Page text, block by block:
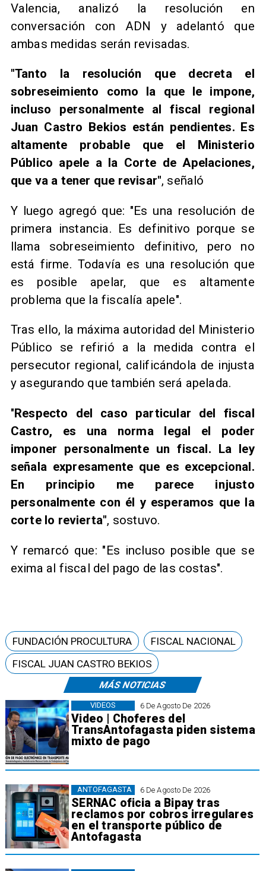
Valencia, analizó la resolución en
conversación con ADN y adelantó que
ambas medidas serán revisadas.
"Tanto la resolución que decreta el
sobreseimiento como la que le impone,
incluso personalmente al fiscal regional
Juan Castro Bekios están pendientes. Es
altamente probable que el Ministerio
Público apele a la Corte de Apelaciones,
que va a tener que revisar", señaló
Y luego agregó que: "Es una resolución de
primera instancia. Es definitivo porque se
llama sobreseimiento definitivo, pero no
está firme. Todavía es una resolución que
es posible apelar, que es altamente
problema que la fiscalía apele".
Tras ello, la máxima autoridad del Ministerio
Público se refirió a la medida contra el
persecutor regional, calificándola de injusta
y asegurando que también será apelada.
"Respecto del caso particular del fiscal
Castro, es una norma legal el poder
imponer personalmente un fiscal. La ley
señala expresamente que es excepcional.
En principio me parece injusto
personalmente con él y esperamos que la
corte lo revierta", sostuvo.
Y remarcó que: "Es incluso posible que se
exima al fiscal del pago de las costas".
MÁS NOTICIAS
6 De Agosto De 2026
Video | Choferes del
TransAntofagasta piden sistema
mixto de pago
VIDEOS
6 De Agosto De 2026
SERNAC oficia a Bipay tras
reclamos por cobros irregulares
en el transporte público de
Antofagasta
ANTOFAGASTA
FUNDACIÓN PROCULTURA
FISCAL NACIONAL
FISCAL JUAN CASTRO BEKIOS